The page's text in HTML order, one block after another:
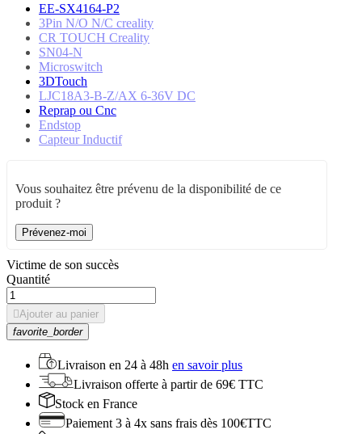
EE-SX4164-P2
3Pin N/O N/C creality
CR TOUCH Creality
SN04-N
Microswitch
3DTouch
LJC18A3-B-Z/AX 6-36V DC
Reprap ou Cnc
Endstop
Capteur Inductif
Vous souhaitez être prévenu de la disponibilité de ce
produit ?
Prévenez-moi
Victime de son succès
Quantité
Ajouter au panier
favorite_border
Livraison en 24 à 48h en savoir plus
Livraison offerte à partir de 69€ TTC
Stock en France
Paiement 3 à 4x sans frais dès 100€TTC